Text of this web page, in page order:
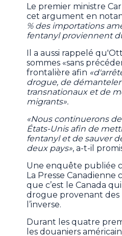
Le premier ministre
cet argument en
% des importations
fentanyl proviennent
Il a aussi rappelé
sommes «sans
frontalière afin
drogue, de
transnationaux et de
migrants».
«Nous continuerons
États-Unis afin de
fentanyl et de sauver
deux pays», a-t-il
Une enquête publiée
La Presse
que c’est le Canada
drogue provenant des
l’inverse.
Durant les quatre
les douaniers